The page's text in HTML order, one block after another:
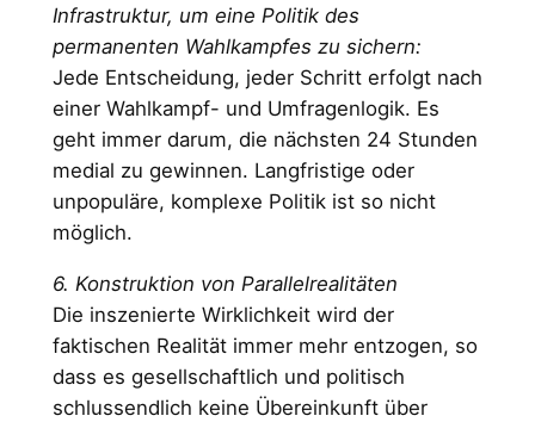
Infrastruktur, um eine Politik des
permanenten Wahlkampfes zu sichern:
Jede Entscheidung, jeder Schritt erfolgt nach
einer Wahlkampf- und Umfragenlogik. Es
geht immer darum, die nächsten 24 Stunden
medial zu gewinnen. Langfristige oder
unpopuläre, komplexe Politik ist so nicht
möglich.
6. Konstruktion von Parallelrealitäten
Die inszenierte Wirklichkeit wird der
faktischen Realität immer mehr entzogen, so
dass es gesellschaftlich und politisch
schlussendlich keine Übereinkunft über